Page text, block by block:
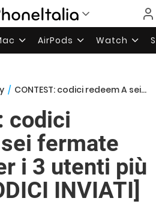
AirPods Watch
/ CONTEST: codici redeem A sei fermate dal vero per i 3 utenti più veloci! [CODICI INVIATI]
codici
fermate
i 3 utenti più
INVIATI]